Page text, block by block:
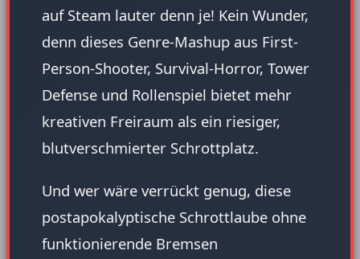
auf Steam lauter denn je! Kein Wunder,
denn dieses Genre-Mashup aus First-
Person-Shooter, Survival-Horror, Tower
Defense und Rollenspiel bietet mehr
kreativen Freiraum als ein riesiger,
blutverschmierter Schrottplatz.
Und wer wäre verrückt genug, diese
postapokalyptische Schrottlaube ohne
funktionierende Bremsen